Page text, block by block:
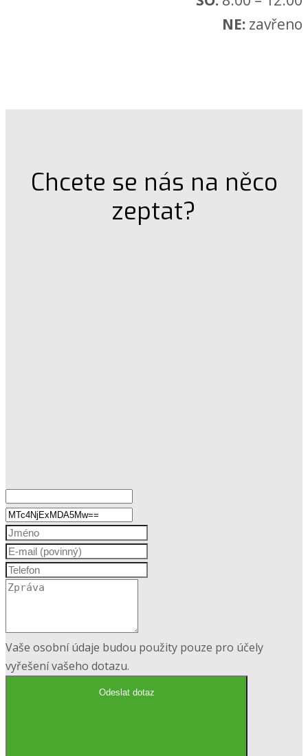
NE: zavřeno
Chcete se nás na něco
zeptat?
Vaše osobní údaje budou použity pouze pro účely
vyřešení vašeho dotazu.
Odeslat dotaz